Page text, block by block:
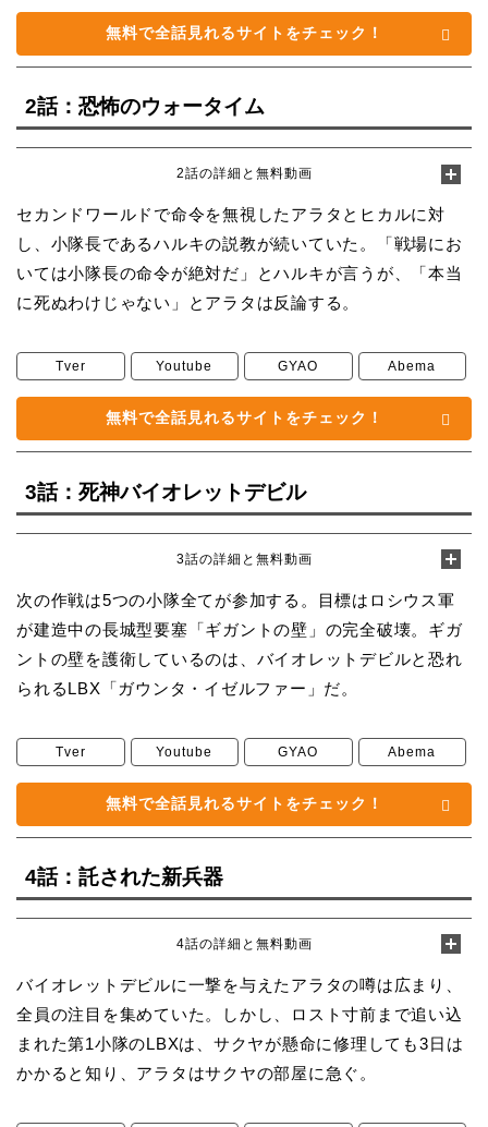
無料で全話見れるサイトをチェック！
2話：恐怖のウォータイム
2話の詳細と無料動画
セカンドワールドで命令を無視したアラタとヒカルに対
し、小隊長であるハルキの説教が続いていた。「戦場にお
いては小隊長の命令が絶対だ」とハルキが言うが、「本当
に死ぬわけじゃない」とアラタは反論する。
Tver Youtube GYAO Abema
無料で全話見れるサイトをチェック！
3話：死神バイオレットデビル
3話の詳細と無料動画
次の作戦は5つの小隊全てが参加する。目標はロシウス軍
が建造中の長城型要塞「ギガントの壁」の完全破壊。ギガ
ントの壁を護衛しているのは、バイオレットデビルと恐れ
られるLBX「ガウンタ・イゼルファー」だ。
Tver Youtube GYAO Abema
無料で全話見れるサイトをチェック！
4話：託された新兵器
4話の詳細と無料動画
バイオレットデビルに一撃を与えたアラタの噂は広まり、
全員の注目を集めていた。しかし、ロスト寸前まで追い込
まれた第1小隊のLBXは、サクヤが懸命に修理しても3日は
かかると知り、アラタはサクヤの部屋に急ぐ。